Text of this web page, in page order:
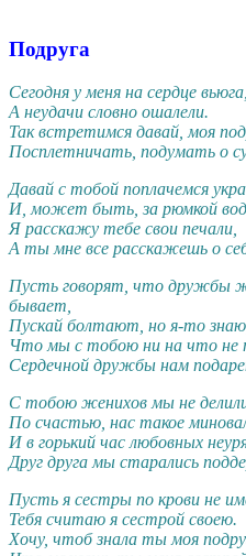
Подруга
Сегодня у меня на сердце вьюга,
А неудачи словно ошалели.
Так встретимся давай, моя
Посплетничать, подумать о
Давай с тобой поплачемся
И, может быть, за рюмкой
Я расскажу тебе свои печали,
А ты мне все расскажешь о
Пусть говорят, что дружбы
бывает,
Пускай болтают, но я-то знаю,
Что мы с тобою ни на что не
Сердечной дружбы нам
С тобою женихов мы не
По счастью, нас такое
И в горький час любовных
Друг друга мы старались
Пусть я сестры по крови не
Тебя считаю я сестрой своею.
Хочу, чтоб знала ты моя